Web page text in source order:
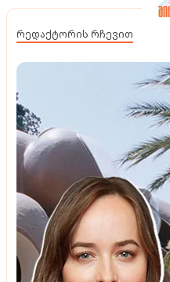
რედაქტორის რჩევით